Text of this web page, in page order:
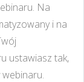
Na
i na
ustawiasz tak,